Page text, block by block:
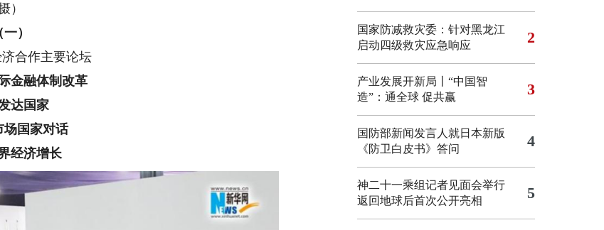
）
一）
合作主要论坛
金融体制改革
达国家
场国家对话
经济增长
国家防减救灾委：针对黑龙江
启动四级救灾应急响应
2
产业发展开新局丨“中国智
造”：通全球 促共赢
3
国防部新闻发言人就日本新版
《防卫白皮书》答问
4
神二十一乘组记者见面会举行
返回地球后首次公开亮相
5